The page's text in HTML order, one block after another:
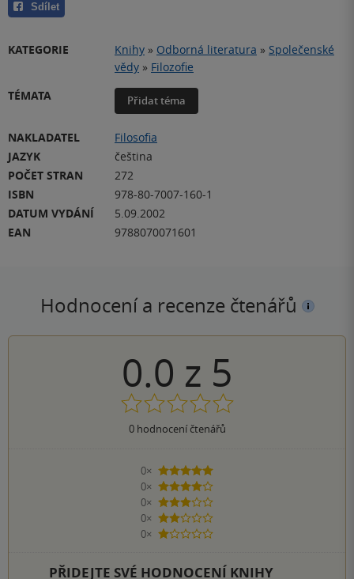
Sdílet
KATEGORIE Knihy » Odborná literatura » Společenské
vědy » Filozofie
TÉMATA
Přidat téma
NAKLADATEL
Filosofia
JAZYK
čeština
POČET STRAN
272
ISBN
978-80-7007-160-1
DATUM VYDÁNÍ
5.09.2002
EAN
9788070071601
Hodnocení a recenze čtenářů
0.0 z 5
0hodnocení čtenářů
0×
5 hvězdiček
0×
4 hvězdičky
0×
3 hvězdičky
0×
2 hvězdičky
0×
1 hvezdička
PŘIDEJTE SVÉ HODNOCENÍ KNIHY